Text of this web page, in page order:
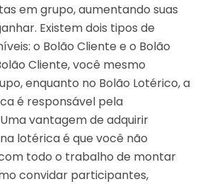
em grupo, aumentando suas
Existem dois tipos de
o Bolão Cliente e o Bolão
Cliente, você mesmo
enquanto no Bolão Lotérico, a
é responsável pela
vantagem de adquirir
lotérica é que você não
todo o trabalho de montar
convidar participantes,